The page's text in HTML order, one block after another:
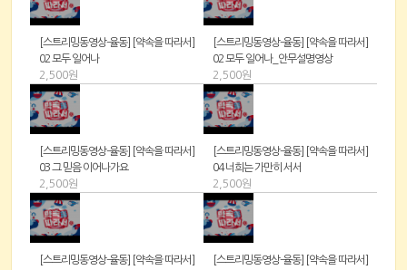
[스트리밍동영상-율동] [약속을 따라서]
02 모두 일어나
2,500원
[스트리밍동영상-율동] [약속을 따라서]
02 모두 일어나_안무설명영상
2,500원
[스트리밍동영상-율동] [약속을 따라서]
03 그 믿음 이어나가요
2,500원
[스트리밍동영상-율동] [약속을 따라서]
04 너희는 가만히 서서
2,500원
[스트리밍동영상-율동] [약속을 따라서]
[스트리밍동영상-율동] [약속을 따라서]